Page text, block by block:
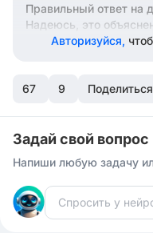
Правильный ответ на
Надеюсь, это
для тебя. Если у тебя
Авторизуйся,
67 9 Поделиться
Задай свой вопрос
Напиши любую задачу